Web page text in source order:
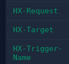
HX-Request
HX-Target
HX-Trigger-
Name